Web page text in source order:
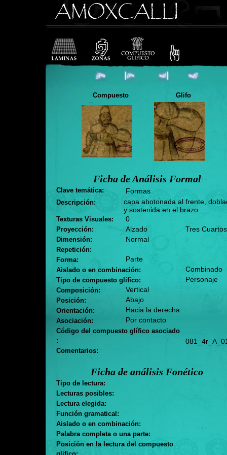
Compuesto Glifo
Ficha de Análisis Formal
Clave temática: Formas
Descripción:
capa abotonada al frente,
y sostenida en el brazo
Texturas Visuales: 0
Proyección: Alzado Tres Cuartos
Dimensión: Normal
Repetición:
Forma:
Parte
Aislado o en combinación: Combinado
Tipo de compuesto glífico: Personaje
Composición: Vertical
Posición: Abajo
Orientación: Hacia la derecha
Asociación: Por contacto
Código del compuesto glífico asociado
:
Comentarios:
Ficha de análisis Fonético
Tipo de lectura:
Lecturas posibles:
Lectura elegida:
Función gramatical:
Aislado o en combinación:
Palabra completa o una parte:
Posición en la lectura del compuesto